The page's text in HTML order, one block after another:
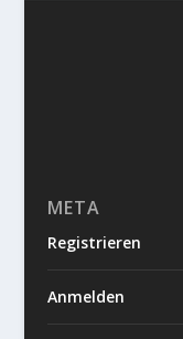
META
Registrieren
Anmelden